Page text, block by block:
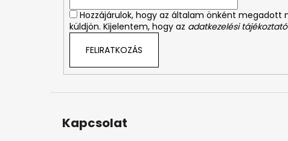
Hozzájárulok, hogy az általam önként
küldjön. Kijelentem, hogy az adatkezelési
FELIRATKOZÁS
Kapcsolat